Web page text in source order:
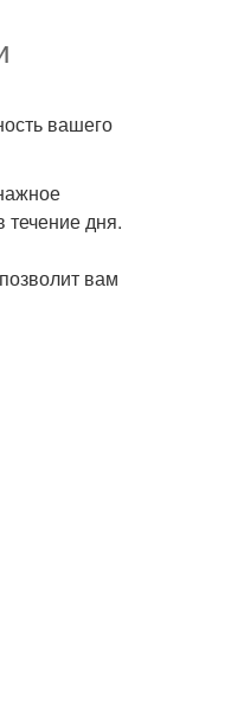
вашего
течение дня.
вам